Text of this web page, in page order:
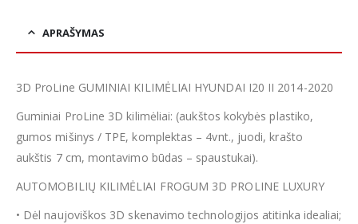
APRAŠYMAS
3D ProLine GUMINIAI KILIMĖLIAI HYUNDAI I20 II 2014-2020
Guminiai ProLine 3D kilimėliai: (aukštos kokybės plastiko,
gumos mišinys / TPE, komplektas – 4vnt., juodi, krašto
aukštis 7 cm, montavimo būdas – spaustukai).
AUTOMOBILIŲ KILIMĖLIAI FROGUM 3D PROLINE LUXURY
• Dėl naujoviškos 3D skenavimo technologijos atitinka idealiai;